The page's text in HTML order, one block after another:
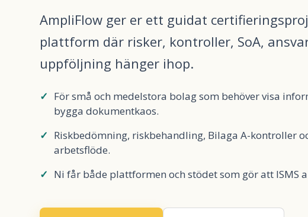
AmpliFlow ger er ett guidat
plattform där risker, kontroller, SoA,
uppföljning hänger ihop.
För små och medelstora bolag som behöver visa
bygga dokumentkaos.
Riskbedömning, riskbehandling, Bilaga A-kontroller
arbetsflöde.
Ni får både plattformen och stödet som gör att ISMS